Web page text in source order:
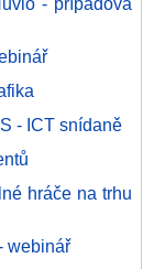
- ICT snídaně
hráče na trhu
webinář